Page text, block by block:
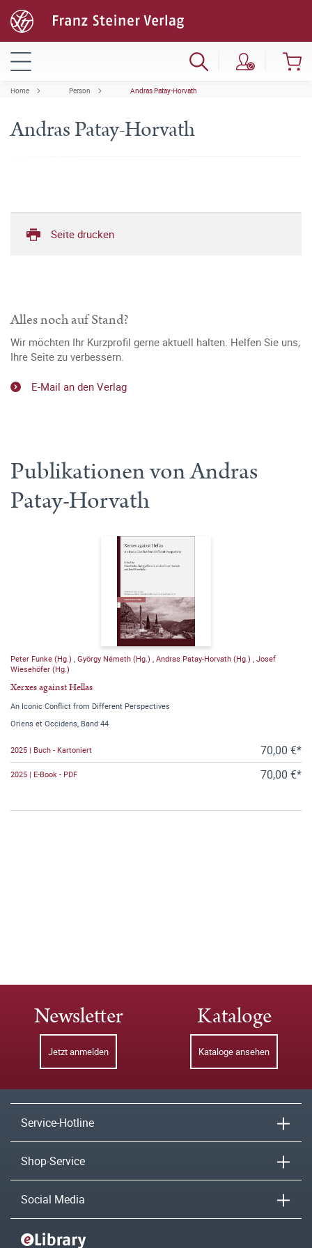
Home Person Andras Patay-Horvath
Andras Patay-Horvath
Seite drucken
Alles noch auf Stand?
Wir möchten Ihr Kurzprofil gerne aktuell halten. Helfen Sie uns,
Ihre Seite zu verbessern.
E-Mail an den Verlag
Publikationen von Andras
Patay-Horvath
Peter Funke (Hg.) György Németh (Hg.) Andras Patay-Horvath (Hg.) Josef
Wiesehöfer (Hg.)
Xerxes against Hellas
An Iconic Conflict from Different Perspectives
Oriens et Occidens, Band 44
2025 | Buch - Kartoniert 70,00 €*
2025 | E-Book - PDF 70,00 €*
Newsletter
Jetzt anmelden
Kataloge
Kataloge ansehen
Service-Hotline
Shop-Service
Social Media